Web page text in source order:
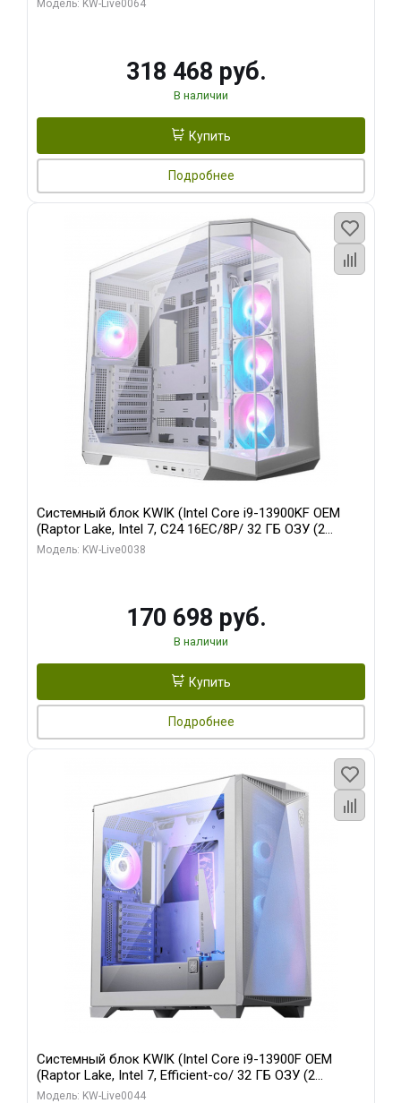
Модель: KW-Live0064
318 468 руб.
В наличии
Купить
Подробнее
Системный блок KWIK (Intel Core i9-13900KF OEM
(Raptor Lake, Intel 7, C24 16EC/8P/ 32 ГБ ОЗУ (2
модуля)/ Gigabyte RX9070XT GAMING OC 16GB GDDR6
Модель: KW-Live0038
170 698 руб.
В наличии
Купить
Подробнее
Системный блок KWIK (Intel Core i9-13900F OEM
(Raptor Lake, Intel 7, Efficient-co/ 32 ГБ ОЗУ (2
модуля)/ Gigabyte RTX5070Ti AERO OC 16GB GDDR7
Модель: KW-Live0044